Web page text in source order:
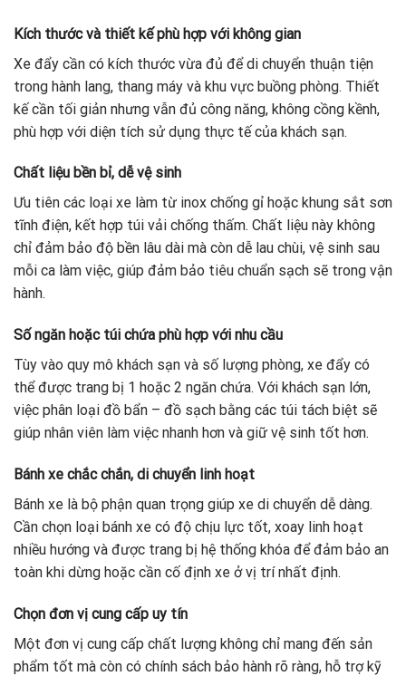
Kích thước và thiết kế phù hợp với không gian
Xe đẩy cần có kích thước vừa đủ để di chuyển thuận tiện
trong hành lang, thang máy và khu vực buồng phòng. Thiết
kế cần tối giản nhưng vẫn đủ công năng, không cồng kềnh,
phù hợp với diện tích sử dụng thực tế của khách sạn.
Chất liệu bền bỉ, dễ vệ sinh
Ưu tiên các loại xe làm từ inox chống gỉ hoặc khung sắt sơn
tĩnh điện, kết hợp túi vải chống thấm. Chất liệu này không
chỉ đảm bảo độ bền lâu dài mà còn dễ lau chùi, vệ sinh sau
mỗi ca làm việc, giúp đảm bảo tiêu chuẩn sạch sẽ trong vận
hành.
Số ngăn hoặc túi chứa phù hợp với nhu cầu
Tùy vào quy mô khách sạn và số lượng phòng, xe đẩy có
thể được trang bị 1 hoặc 2 ngăn chứa. Với khách sạn lớn,
việc phân loại đồ bẩn – đồ sạch bằng các túi tách biệt sẽ
giúp nhân viên làm việc nhanh hơn và giữ vệ sinh tốt hơn.
Bánh xe chắc chắn, di chuyển linh hoạt
Bánh xe là bộ phận quan trọng giúp xe di chuyển dễ dàng.
Cần chọn loại bánh xe có độ chịu lực tốt, xoay linh hoạt
nhiều hướng và được trang bị hệ thống khóa để đảm bảo an
toàn khi dừng hoặc cần cố định xe ở vị trí nhất định.
Chọn đơn vị cung cấp uy tín
Một đơn vị cung cấp chất lượng không chỉ mang đến sản
phẩm tốt mà còn có chính sách bảo hành rõ ràng, hỗ trợ kỹ